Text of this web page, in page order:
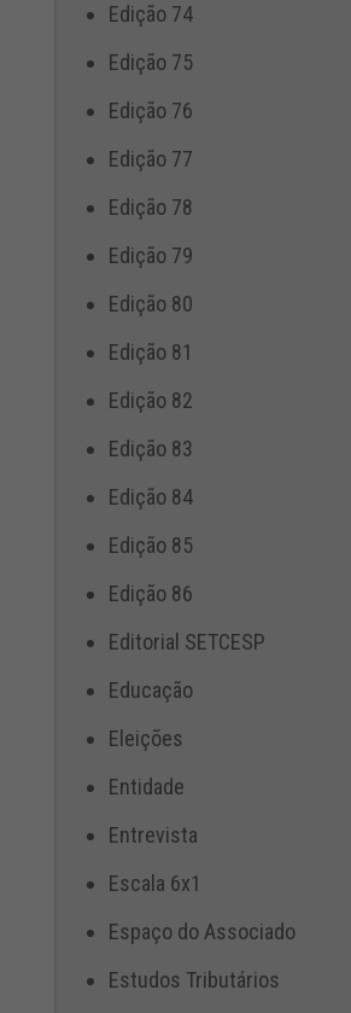
Edição 74
Edição 75
Edição 76
Edição 77
Edição 78
Edição 79
Edição 80
Edição 81
Edição 82
Edição 83
Edição 84
Edição 85
Edição 86
Editorial SETCESP
Educação
Eleições
Entidade
Entrevista
Escala 6x1
Espaço do Associado
Estudos Tributários